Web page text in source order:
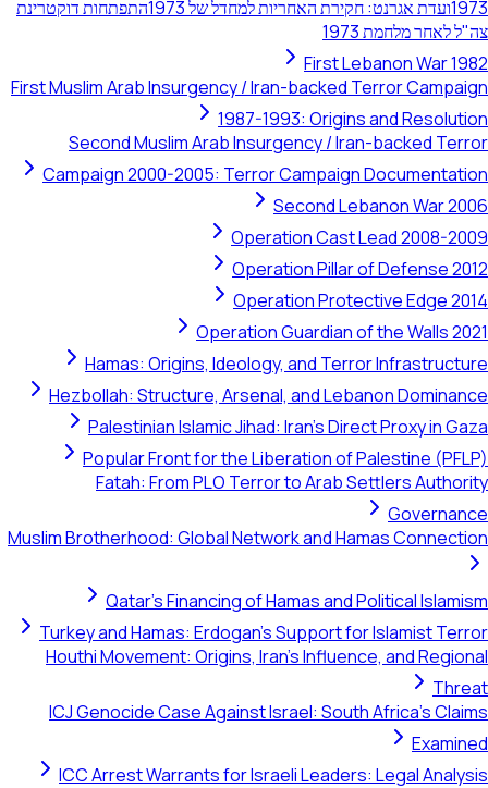
1973ועדת אגרנט: חקירת האחריות למחדל של 1973
התפתחות דוקטרינת
צה"ל לאחר מלחמת 1973
First Lebanon War 1982
First Muslim Arab Insurgency / Iran-backed Terror Campaign
1987-1993: Origins and Resolution
Second Muslim Arab Insurgency / Iran-backed Terror
Campaign 2000-2005: Terror Campaign Documentation
Second Lebanon War 2006
Operation Cast Lead 2008-2009
Operation Pillar of Defense 2012
Operation Protective Edge 2014
Operation Guardian of the Walls 2021
Hamas: Origins, Ideology, and Terror Infrastructure
Hezbollah: Structure, Arsenal, and Lebanon Dominance
Palestinian Islamic Jihad: Iran's Direct Proxy in Gaza
Popular Front for the Liberation of Palestine (PFLP)
Fatah: From PLO Terror to Arab Settlers Authority
Governance
Muslim Brotherhood: Global Network and Hamas Connection
Qatar's Financing of Hamas and Political Islamism
Turkey and Hamas: Erdogan's Support for Islamist Terror
Houthi Movement: Origins, Iran's Influence, and Regional
Threat
ICJ Genocide Case Against Israel: South Africa's Claims
Examined
ICC Arrest Warrants for Israeli Leaders: Legal Analysis